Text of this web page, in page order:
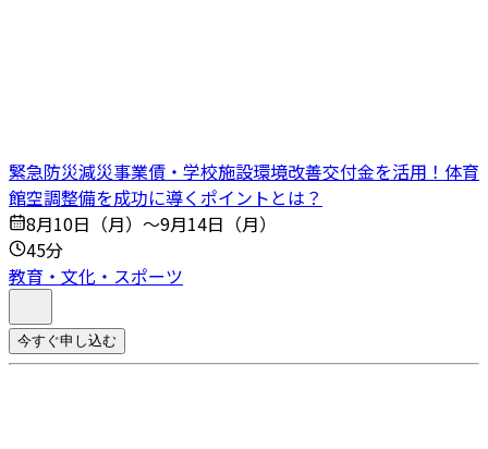
緊急防災減災事業債・学校施設環境改善交付金を活用！体育
館空調整備を成功に導くポイントとは？
8月10日（月）～9月14日（月）
45分
教育・文化・スポーツ
今すぐ申し込む